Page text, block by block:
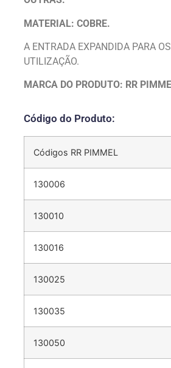
MATERIAL: COBRE.
A ENTRADA EXPANDIDA PARA
UTILIZAÇÃO.
MARCA DO PRODUTO: RR
Código do Produto:
Códigos RR PIMMEL
130006
130010
130016
130025
130035
130050